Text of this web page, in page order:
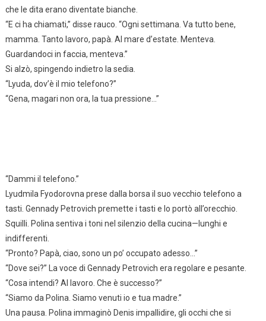
che le dita erano diventate bianche.
“E ci ha chiamati,” disse rauco. “Ogni settimana. Va tutto bene,
mamma. Tanto lavoro, papà. Al mare d’estate. Menteva.
Guardandoci in faccia, menteva.”
Si alzò, spingendo indietro la sedia.
“Lyuda, dov’è il mio telefono?”
“Gena, magari non ora, la tua pressione…”
“Dammi il telefono.”
Lyudmila Fyodorovna prese dalla borsa il suo vecchio telefono a
tasti. Gennady Petrovich premette i tasti e lo portò all’orecchio.
Squilli. Polina sentiva i toni nel silenzio della cucina—lunghi e
indifferenti.
“Pronto? Papà, ciao, sono un po’ occupato adesso…”
“Dove sei?” La voce di Gennady Petrovich era regolare e pesante.
“Cosa intendi? Al lavoro. Che è successo?”
“Siamo da Polina. Siamo venuti io e tua madre.”
Una pausa. Polina immaginò Denis impallidire, gli occhi che si